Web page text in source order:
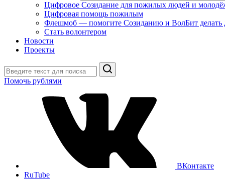
Цифровое Созидание для пожилых людей и
Цифровая помощь пожилым
Флешмоб — помогите Созиданию и ВолБит делать
Стать волонтером
Новости
Проекты
Поиск
Помочь рублями
ВКонтакте
RuTube